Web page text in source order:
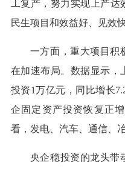
工复产，努力实现上产达
民生项目和效益好、见效
一方面，重大项目积
在加速布局。数据显示，
投资1万亿元，同比增长
企固定资产投资恢复正
看，发电、汽车、通信、
央企稳投资的龙头带